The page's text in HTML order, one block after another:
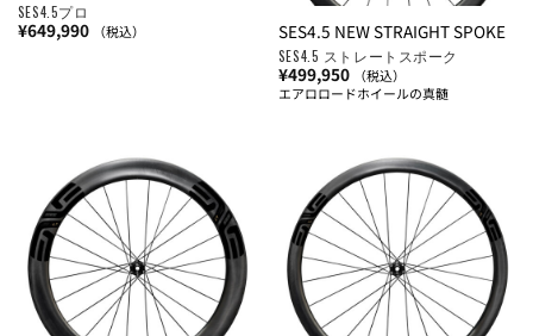
SES4.5プロ
¥649,990 （税込） SES4.5 NEW STRAIGHT SPOKE
SES4.5 ストレートスポーク
¥499,950
（税込）
エアロロードホイールの真髄